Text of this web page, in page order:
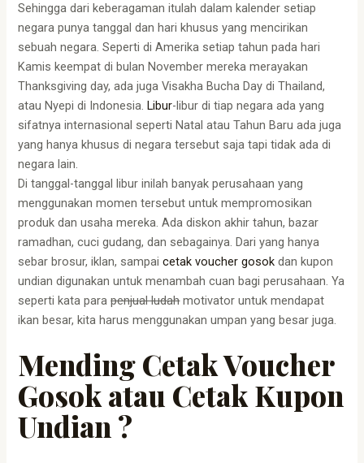
Sehingga dari keberagaman itulah dalam kalender setiap
negara punya tanggal dan hari khusus yang mencirikan
sebuah negara. Seperti di Amerika setiap tahun pada hari
Kamis keempat di bulan November mereka merayakan
Thanksgiving day, ada juga Visakha Bucha Day di Thailand,
atau Nyepi di Indonesia.Libur-libur di tiap negara ada yang
sifatnya internasional seperti Natal atau Tahun Baru ada juga
yang hanya khusus di negara tersebut saja tapi tidak ada di
negara lain.
Di tanggal-tanggal libur inilah banyak perusahaan yang
menggunakan momen tersebut untuk mempromosikan
produk dan usaha mereka. Ada diskon akhir tahun, bazar
ramadhan, cuci gudang, dan sebagainya. Dari yang hanya
sebar brosur, iklan, sampaicetak voucher gosok dan kupon
undian digunakan untuk menambah cuan bagi perusahaan. Ya
seperti kata parapenjual ludahmotivator untuk mendapat
ikan besar, kita harus menggunakan umpan yang besar juga.
Mending Cetak Voucher
Gosok atau Cetak Kupon
Undian ?